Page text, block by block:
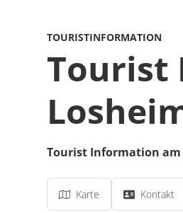
TOURISTINFORMATION
Tourist
Tourist Information am
Karte Kontakt